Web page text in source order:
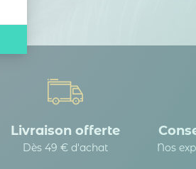
paramètres de confidentialité, en
Livraison offerte
Dès 49 € d'achat Nos